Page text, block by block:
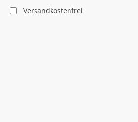
Filter hinzufügen: Versandkostenfrei
Versandkostenfrei